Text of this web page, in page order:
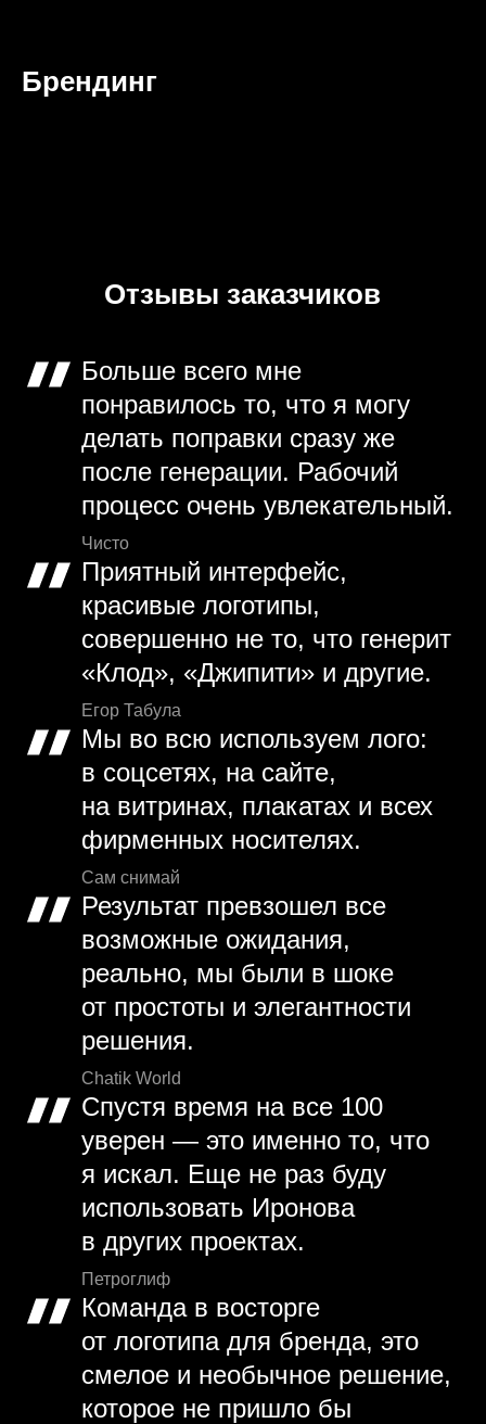
Брендинг
Отзывы заказчиков
Больше всего мне
понравилось то, что я могу
делать поправки сразу же
после генерации. Рабочий
процесс очень увлекательный.
Чисто
Приятный интерфейс,
красивые логотипы,
совершенно не то, что генерит
«Клод», «Джипити» и другие.
Егор Табула
Мы во всю используем лого:
в соцсетях, на сайте,
на витринах, плакатах и всех
фирменных носителях.
Сам снимай
Результат превзошел все
возможные ожидания,
реально, мы были в шоке
от простоты и элегантности
решения.
Chatik World
Спустя время на все 100
уверен — это именно то, что
я искал. Еще не раз буду
использовать Иронова
в других проектах.
Петроглиф
Команда в восторге
от логотипа для бренда, это
смелое и необычное решение,
которое не пришло бы